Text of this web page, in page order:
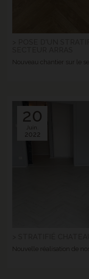
Nouveau chantier sur le
20
Juin.
2022
Nouvelle réalisation de